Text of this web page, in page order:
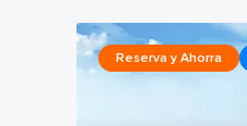
Reserva y Ahorra